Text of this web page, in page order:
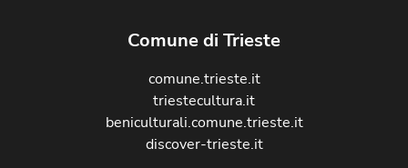
Comune di Trieste
comune.trieste.it
triestecultura.it
beniculturali.comune.trieste.it
discover-trieste.it